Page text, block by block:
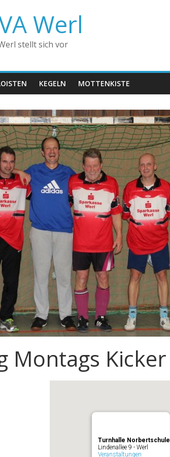
Werl
stellt sich vor
KEGELN MOTTENKISTE
Montags Kicker
Turnhalle Norbertschule
Lindenallee 9 - Werl
Veranstaltungen